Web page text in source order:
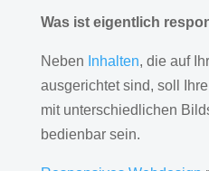
Was ist eigentlich
Neben Inhalten, die auf
ausgerichtet sind, soll
mit unterschiedlichen
bedienbar sein.